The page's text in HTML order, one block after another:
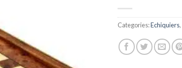
Categories:Echiquiers,